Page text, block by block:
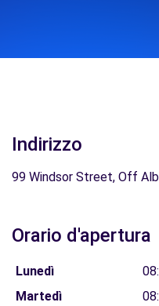
Indirizzo
99 Windsor Street, Off
Orario d'apertura
Lunedì
Martedì